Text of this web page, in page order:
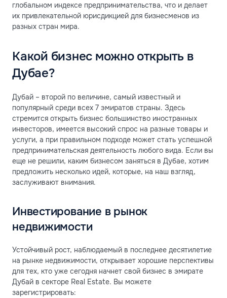
глобальном индексе предпринимательства, что и делает
их привлекательной юрисдикцией для бизнесменов из
разных стран мира.
Какой бизнес можно открыть в
Дубае?
Дубай – второй по величине, самый известный и
популярный среди всех 7 эмиратов страны. Здесь
стремится открыть бизнес большинство иностранных
инвесторов, имеется высокий спрос на разные товары и
услуги, а при правильном подходе может стать успешной
предпринимательская деятельность любого вида. Если вы
еще не решили, каким бизнесом заняться в Дубае, хотим
предложить несколько идей, которые, на наш взгляд,
заслуживают внимания.
Инвестирование в рынок
недвижимости
Устойчивый рост, наблюдаемый в последнее десятилетие
на рынке недвижимости, открывает хорошие перспективы
для тех, кто уже сегодня начнет свой бизнес в эмирате
Дубай в секторе Real Estate. Вы можете
зарегистрировать: